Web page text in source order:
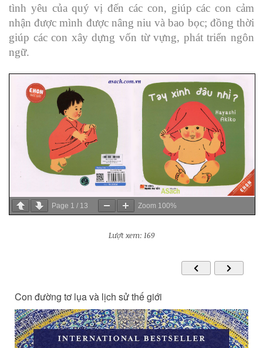
tình yêu của quý vị đến các con, giúp các con cảm
nhận được mình được nâng niu và bao bọc; đồng thời
giúp các con xây dựng vốn từ vựng, phát triển ngôn
ngữ.
Page 1 / 13 Zoom 100%
Lượt xem: 169
Con đường tơ lụa và lịch sử thế giới